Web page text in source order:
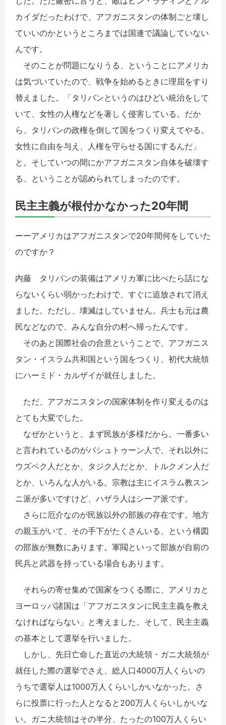
カイダだったわけで、アフガニスタンの体制ごと壊し
ていいのかというところまでは国連で議論していない
んです。
そのことが問題になりうる、ということにアメリカ
は気づいていたので、戦争を始めるときに理屈をすり
替えました。「タリバンというのはひどい統治をして
いて、女性の人権などを著しく侵害している。だか
ら、タリバンの政権を倒して国をつくり変えてやる。
女性に自由を与え、人権を守らせる国にするんだ」
と。そしていつの間にかアフガニスタン自体を破壊す
る、ということが認められてしまったのです。
民主主義が根付かなかった20年間
ーーアメリカはアフガニスタンで20年間何をしていた
のですか？
内藤 タリバンの装備はアメリカ軍に比べたら話にな
らないくらい弱かったわけで、すぐに追放されて消え
ました。ただし、壊滅はしていません。兵士も元は農
民などなので、みんな自分の村へ帰ったんです。
そのあと国際社会の合意ということで、アフガニス
タン・イスラム共和国という国をつくり、初代大統領
にハーミド・カルザイが就任しました。
ただ、アフガニスタンの国家体制を作り変えるのは
とても大変でした。
なぜかというと、まず民族が多様だから。一番多い
と言われているのがパシュトゥーン人で、それ以外に
ウズベク人だとか、タジク人だとか、トルクメン人だ
とか、いろんな人がいる。宗教は主にイスラム教スン
ニ派が多いですけど、ハザラ人はシーア派です。
さらに厄介なのが民族以外の部族の存在です。地方
の親玉がいて、その手下がたくさんいる、という構図
の部族が無数にあります。軍閥といって部族が自前の
民兵と武器を持っている場合もあります。
それらの寄せ集めで国家をつくる際に、アメリカと
ヨーロッパ諸国は「アフガニスタンに民主主義を教え
なければならない」と考えました。そして、民主主義
の基本として選挙を行いました。
しかし、先日亡命した直近の大統領・ガニ大統領が
就任した際の選挙でさえ、総人口4000万人くらいの
うちで選挙人は1000万人くらいしかいなかった。さ
らに投票に行った人となると200万人くらいしかいな
い。ガニ大統領はその半分、たったの100万人くらい